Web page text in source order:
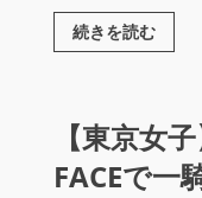
続きを読む
【東京女
FACEで一